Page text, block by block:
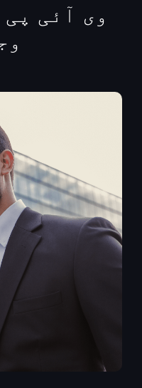
وی آئی